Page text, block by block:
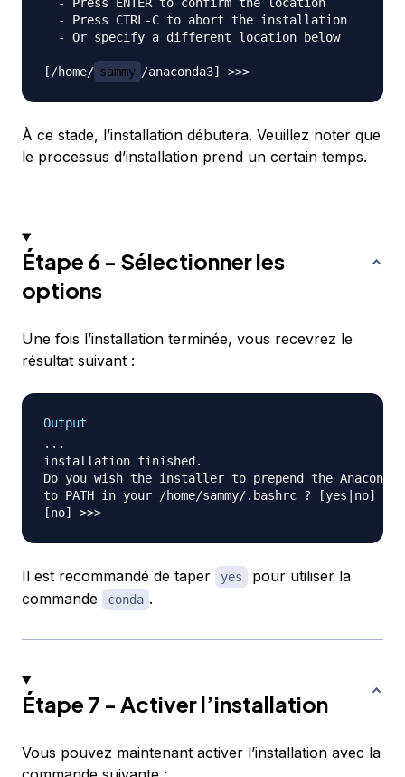
  - Press ENTER to confirm the location
  - Press CTRL-C to abort the installation
  - Or specify a different location below
[/home/ sammy
À ce stade, l’installation débutera. Veuillez noter que
le processus d’installation prend un certain temps.
Étape 6 - Sélectionner les
options
Une fois l’installation terminée, vous recevrez le
résultat suivant :
Output
...
installation finished.
Do you wish the installer to prepend the
to PATH in your /home/sammy/.bashrc ? [yes|no]
Il est recommandé de taper yes
pour utiliser la
commande
conda .
Étape 7 - Activer l’installation
Vous pouvez maintenant activer l’installation avec la